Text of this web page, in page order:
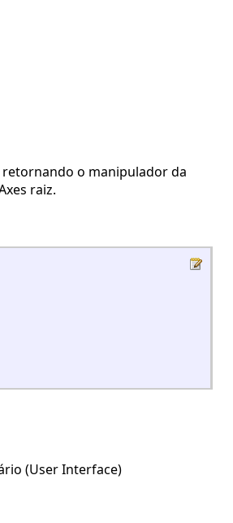
o manipulador da
raiz.
(User Interface)